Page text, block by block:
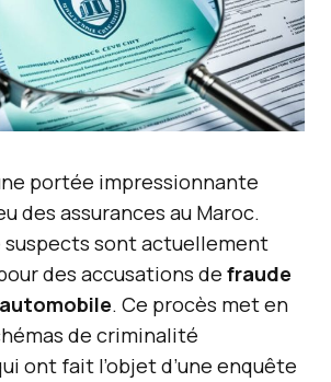
portée impressionnante
des assurances au Maroc.
sont actuellement
des accusations de fraude
. Ce procès met en
de criminalité
ont fait l’objet d’une enquête